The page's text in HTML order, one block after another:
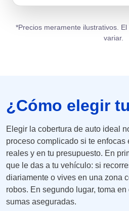
*Precios meramente ilustrativos.
variar.
¿Cómo elegir
Elegir la cobertura de auto ideal
proceso complicado si te enfocas
reales y en tu presupuesto. En
que le das a tu vehículo: si
diariamente o vives en una zona
robos. En segundo lugar, toma
sumas aseguradas.